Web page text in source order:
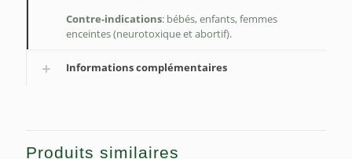
Contre-indications: bébés, enfants, femmes
enceintes (neurotoxique et abortif).
Informations complémentaires
Produits similaires